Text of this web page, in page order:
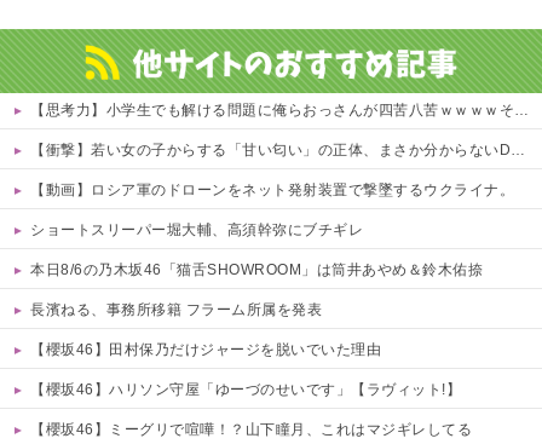
【思考力】小学生でも解ける問題に俺らおっさんが四苦八苦ｗｗｗｗその答えは？ｗ 他
【衝撃】若い女の子からする「甘い匂い」の正体、まさか分からないDTなんておらんよな？よな？w w w w w w w w w w w
【動画】ロシア軍のドローンをネット発射装置で撃墜するウクライナ。
ショートスリーパー堀大輔、高須幹弥にブチギレ
本日8/6の乃木坂46「猫舌SHOWROOM」は筒井あやめ＆鈴木佑捺
長濱ねる、事務所移籍 フラーム所属を発表
【櫻坂46】田村保乃だけジャージを脱いでいた理由
【櫻坂46】ハリソン守屋「ゆーづのせいです」【ラヴィット!】
【櫻坂46】ミーグリで喧嘩！？山下瞳月、これはマジギレしてる